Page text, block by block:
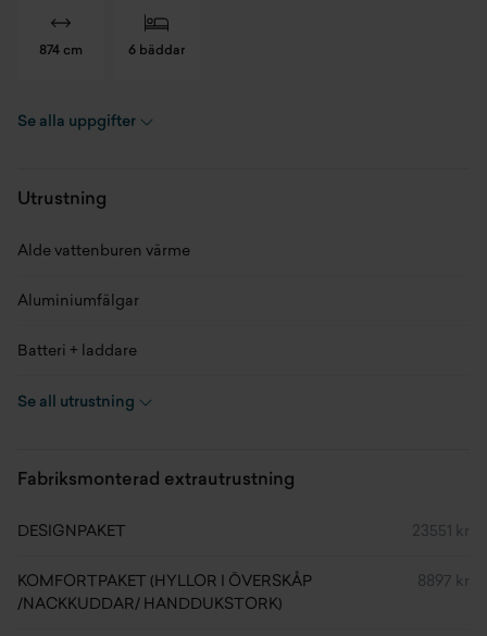
874 cm 6 bäddar
Skick
Längd
Bredd 250 cm
Höjd 278 cm
Se alla uppgifter
Utrustning
Alde vattenburen värme
Aluminiumfälgar
Batteri + laddare
Bordsstativ - höj och sänkbart
Giltiga garantier
Se all utrustning
Fabriksmonterad extrautrustning
DESIGNPAKET 23551 kr
KOMFORTPAKET (HYLLOR I ÖVERSKÅP
/NACKKUDDAR/ HANDDUKSTORK)
8897 kr